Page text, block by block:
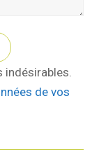
de vos